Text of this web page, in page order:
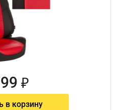
₽
в корзину